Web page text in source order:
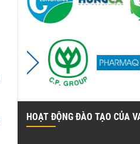
HOẠT ĐỘNG ĐÀO TẠO CỦA